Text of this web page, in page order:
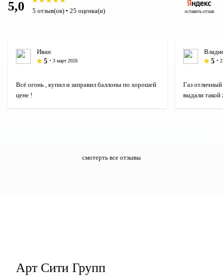
5,0 5 отзыв(ов) • 25 оценка(и) оставить отзыв
Иван
5 • 3 март 2026
Всё огонь , купил и заправил баллоны по хорошей
цене !
5 •
Газ
выдали такой
смотерть все отзывы
Арт Сити Групп